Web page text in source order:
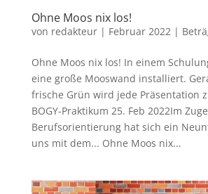
Ohne Moos nix los!
von redakteur| Februar 2022|
Ohne Moos nix los! In einem
eine große Mooswand installiert.
frische Grün wird jede Präsentation
BOGY-Praktikum 25. Feb 2022Im
Berufsorientierung hat sich ein
uns mit dem... Ohne Moos nix...